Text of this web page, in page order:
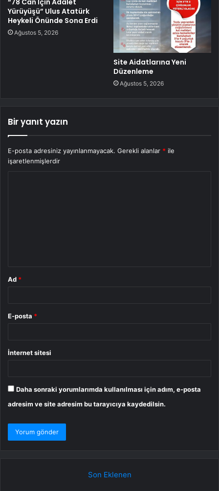
“78 Can İçin Adalet
Yürüyüşü” Ulus Atatürk
Heykeli Önünde Sona Erdi
Ağustos 5, 2026
Site Aidatlarına Yeni
Düzenleme
Ağustos 5, 2026
Bir yanıt yazın
E-posta adresiniz yayınlanmayacak. Gerekli alanlar * ile
işaretlenmişlerdir
Ad *
E-posta *
İnternet sitesi
Daha sonraki yorumlarımda kullanılması için adım, e-posta
adresim ve site adresim bu tarayıcıya kaydedilsin.
Son Eklenen